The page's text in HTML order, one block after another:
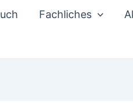
Fachliches